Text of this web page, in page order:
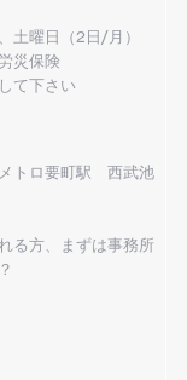
土曜日（2日/月）
災保険
て下さい
トロ要町駅 西武池
る方、まずは事務所